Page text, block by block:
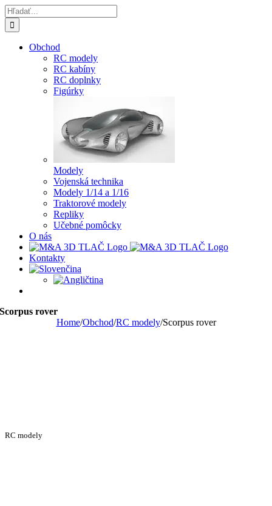
Skip
to
content
Hľadať:
Obchod
RC modely
RC kabíny
RC doplnky
Figúrky
Modely
Vojenská technika
Modely 1/14 a 1/16
Traktorové modely
Repliky
Učebné pomôcky
O nás
Kontakty
Scorpus rover
Home/Obchod/RC modely/Scorpus rover
RC modely